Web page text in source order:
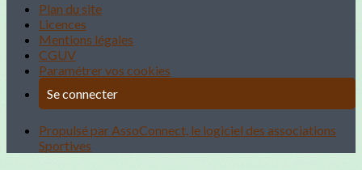
Plan du site
Licences
Mentions légales
CGUV
Paramétrer vos cookies
Se connecter
Propulsé par AssoConnect, le logiciel des associations
Sportives